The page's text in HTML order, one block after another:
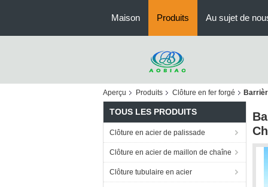
Maison Produits Au sujet de
Aperçu Produits Clôture en fer forgé
TOUS LES PRODUITS
Clôture en acier de palissade
Clôture en acier de maillon de chaîne
Clôture tubulaire en acier